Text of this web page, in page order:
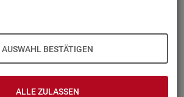
AUSWAHL BESTÄTIGEN
ALLE ZULASSEN
per E-Mail, so­fern Sie damit ein­ver­stan­
Sie auch die unten ste­hen­den Hin­
Kos­ten.